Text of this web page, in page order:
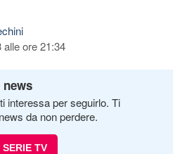
alle ore 21:34
interessa per seguirlo. Ti
da non perdere.
SERIE TV